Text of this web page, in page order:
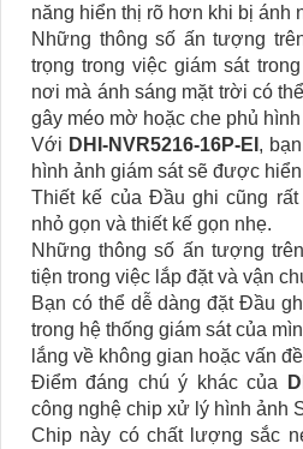
năng hiển thị rõ hơn khi bị ánh
Những thông số ấn tượng
trọng trong việc giám sát
nơi mà ánh sáng mặt trời có
gây méo mờ hoặc che phủ hình
Với DHI-NVR5216-16P-EI ,
hình ảnh giám sát sẽ được
Thiết kế của Đầu ghi cũng
nhỏ gọn và thiết kế gọn nhẹ.
Những thông số ấn tượng
tiện trong việc lắp đặt và vận
Bạn có thể dễ dàng đặt Đầu
trong hệ thống giám sát của
lắng về không gian hoặc vấn
Điểm đáng chú ý khác của
công nghệ chip xử lý hình ảnh
Chip này có chất lượng sắc